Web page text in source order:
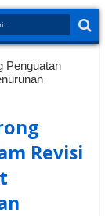
Penguatan
Revisi